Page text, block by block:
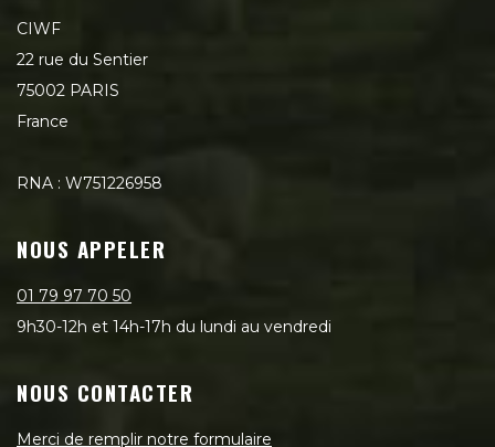
CIWF
22 rue du Sentier
75002 PARIS
France
RNA : W751226958
NOUS APPELER
01 79 97 70 50
9h30-12h et 14h-17h du lundi au vendredi
NOUS CONTACTER
Merci de remplir notre formulaire